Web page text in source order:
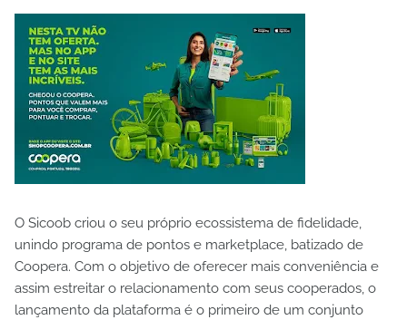
O Sicoob criou o seu próprio ecossistema de fidelidade,
unindo programa de pontos e marketplace, batizado de
Coopera. Com o objetivo de oferecer mais conveniência e
assim estreitar o relacionamento com seus cooperados, o
lançamento da plataforma é o primeiro de um conjunto